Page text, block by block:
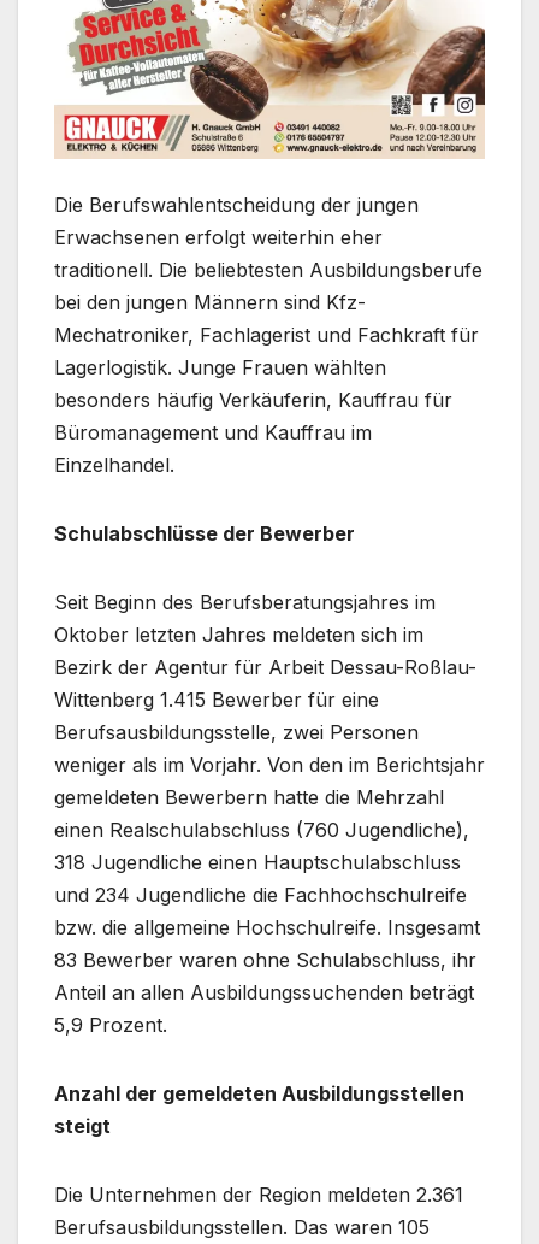
Die Berufswahlentscheidung der jungen
Erwachsenen erfolgt weiterhin eher
traditionell. Die beliebtesten Ausbildungsberufe
bei den jungen Männern sind Kfz-
Mechatroniker, Fachlagerist und Fachkraft für
Lagerlogistik. Junge Frauen wählten
besonders häufig Verkäuferin, Kauffrau für
Büromanagement und Kauffrau im
Einzelhandel.
Schulabschlüsse der Bewerber
Seit Beginn des Berufsberatungsjahres im
Oktober letzten Jahres meldeten sich im
Bezirk der Agentur für Arbeit Dessau-Roßlau-
Wittenberg 1.415 Bewerber für eine
Berufsausbildungsstelle, zwei Personen
weniger als im Vorjahr. Von den im Berichtsjahr
gemeldeten Bewerbern hatte die Mehrzahl
einen Realschulabschluss (760 Jugendliche),
318 Jugendliche einen Hauptschulabschluss
und 234 Jugendliche die Fachhochschulreife
bzw. die allgemeine Hochschulreife. Insgesamt
83 Bewerber waren ohne Schulabschluss, ihr
Anteil an allen Ausbildungssuchenden beträgt
5,9 Prozent.
Anzahl der gemeldeten Ausbildungsstellen
steigt
Die Unternehmen der Region meldeten 2.361
Berufsausbildungsstellen. Das waren 105